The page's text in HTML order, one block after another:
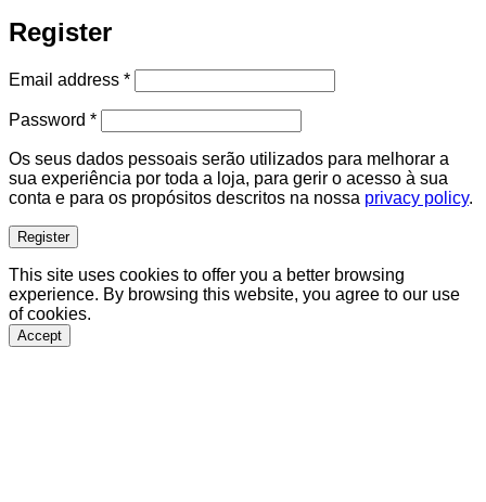
Register
Email address *Required
Password *Required
Os seus dados pessoais serão utilizados para melhorar a
sua experiência por toda a loja, para gerir o acesso à sua
conta e para os propósitos descritos na nossa privacy policy.
Register
This site uses cookies to offer you a better browsing
experience. By browsing this website, you agree to our use
of cookies.
Accept